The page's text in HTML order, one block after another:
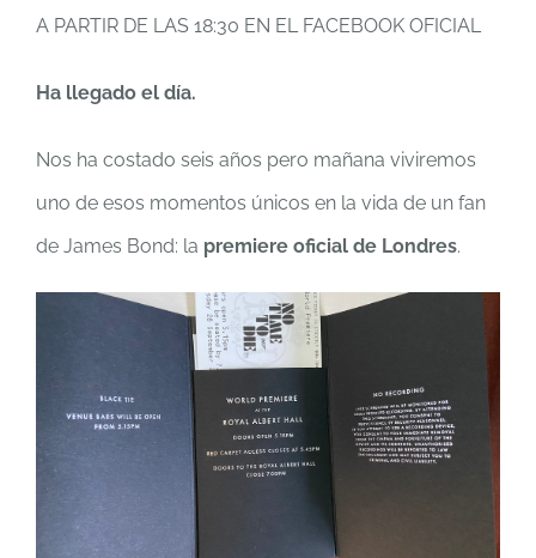
A PARTIR DE LAS 18:30 EN EL FACEBOOK OFICIAL
Ha llegado el día.
Nos ha costado seis años pero mañana viviremos
uno de esos momentos únicos en la vida de un fan
de James Bond: la premiere oficial de Londres.